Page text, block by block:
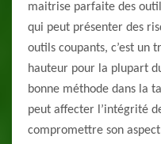
maitrise parfaite des
qui peut présenter des
outils coupants, c’est un
hauteur pour la plupart
bonne méthode dans la
peut affecter l’intégrité
compromettre son